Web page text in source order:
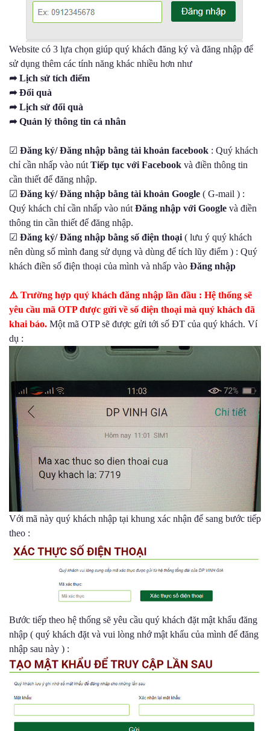
Website có 3 lựa chọn giúp quý khách đăng ký và đăng nhập để
sử dụng thêm các tính năng khác nhiều hơn như
➦ Lịch sử tích điểm
➦ Đổi quà
➦ Lịch sử đổi quà
➦ Quản lý thông tin cá nhân
☑ Đăng ký/ Đăng nhập bằng tài khoản facebook : Quý khách
chỉ cần nhấp vào nút Tiếp tục với Facebook và điền thông tin
cần thiết để đăng nhập.
☑ Đăng ký/ Đăng nhập bằng tài khoản Google ( G-mail ) :
Quý khách chỉ cần nhấp vào nút Đăng nhập với Google và điền
thông tin cần thiết để đăng nhập.
☑ Đăng ký/ Đăng nhập bằng số điện thoại ( lưu ý quý khách
nên dùng số mình đang sử dụng và dùng để tích lũy điểm ) : Quý
khách điền số điện thoại của mình và nhấp vào Đăng nhập
⚠️ Trường hợp quý khách đăng nhập lần đầu : Hệ thống sẽ
yêu cầu mã OTP được gửi về số điện thoại mà quý khách đã
khai báo. Một mã OTP sẽ được gửi tới số ĐT của quý khách. Ví
dụ :
Với mã này quý khách nhập tại khung xác nhận để sang bước tiếp
theo :
Bước tiếp theo hệ thống sẽ yêu cầu quý khách đặt mật khẩu đăng
nhập ( quý khách đặt và vui lòng nhớ mật khẩu của mình để đăng
nhập sau này ) :